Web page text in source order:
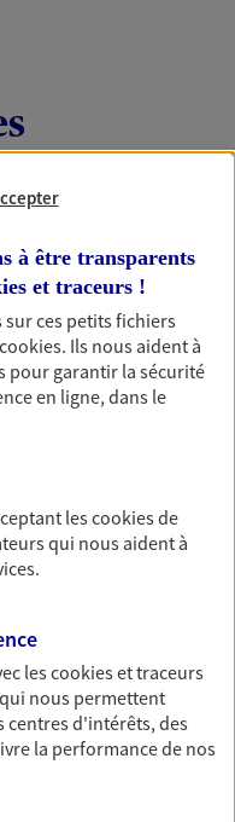
épargne : achat
ou voyage autour
rythme et
chapitre de
expert. Découvrez
Retraite)
vous avec notre
vos proches en cas
pour les
à être transparents
et traceurs !
ces petits fichiers
cookies. Ils nous aident à
pour garantir la sécurité
en ligne, dans le
lescookiesde
qui nous aident à
lescookies et traceurs
nous permettent
centres d'intérêts, des
la performance de nos